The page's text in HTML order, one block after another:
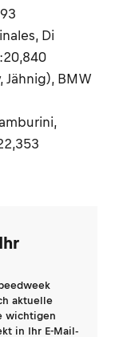
Di
Jähnig), BMW
aktuelle
wichtigen
in Ihr E-Mail-